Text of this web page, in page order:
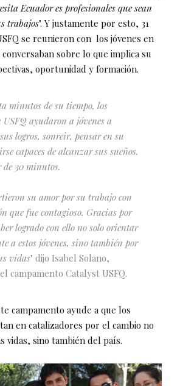
Ecuador es profesionales que sean
trabajos". Y justamente por esto, 31
se reunieron con los jóvenes en
sobre lo que implica su
oportunidad y formación.
minutos de su tiempo, los
USFQ ayudaron a jóvenes a
logros, sonreir, pensar en su
capaces de alcanzar sus sueños.
de 30 minutos.
su amor por su trabajo con
que fue contagioso. Gracias por
logrado con ello no solo orientar
a estos jóvenes, sino también por
vidas" dijo Isabel Solano,
campamento Catalyst USFQ.
campamento ayude a que los
en catalizadores por el cambio no
vidas, sino también del país.